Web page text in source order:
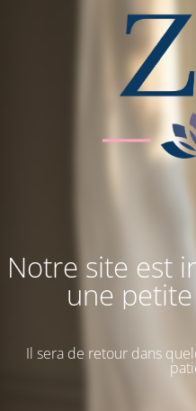
Notre site est
une
Il sera de retour dans